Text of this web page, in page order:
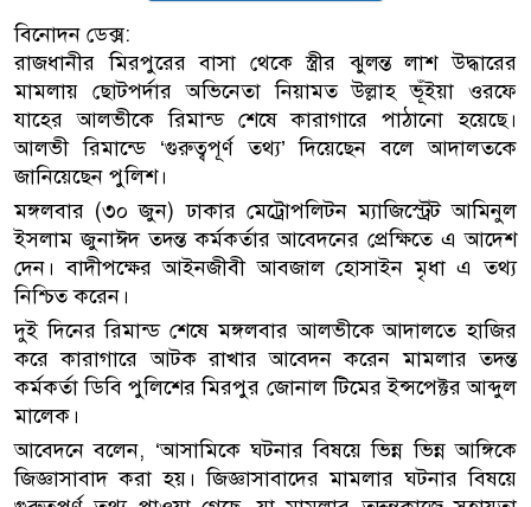
বিনোদন ডেক্স:
রাজধানীর মিরপুরের বাসা থেকে স্ত্রীর ঝুলন্ত লাশ উদ্ধারের
মামলায় ছোটপর্দার অভিনেতা নিয়ামত উল্লাহ ভূঁইয়া ওরফে
যাহের আলভীকে রিমান্ড শেষে কারাগারে পাঠানো হয়েছে।
আলভী রিমান্ডে ‘গুরুত্বপূর্ণ তথ্য’ দিয়েছেন বলে আদালতকে
জানিয়েছেন পুলিশ।
মঙ্গলবার (৩০ জুন) ঢাকার মেট্রোপলিটন ম্যাজিস্ট্রেট আমিনুল
ইসলাম জুনাঈদ তদন্ত কর্মকর্তার আবেদনের প্রেক্ষিতে এ আদেশ
দেন। বাদীপক্ষের আইনজীবী আবজাল হোসাইন মৃধা এ তথ্য
নিশ্চিত করেন।
দুই দিনের রিমান্ড শেষে মঙ্গলবার আলভীকে আদালতে হাজির
করে কারাগারে আটক রাখার আবেদন করেন মামলার তদন্ত
কর্মকর্তা ডিবি পুলিশের মিরপুর জোনাল টিমের ইন্সপেক্টর আব্দুল
মালেক।
আবেদনে বলেন, ‘আসামিকে ঘটনার বিষয়ে ভিন্ন ভিন্ন আঙ্গিকে
জিজ্ঞাসাবাদ করা হয়। জিজ্ঞাসাবাদের মামলার ঘটনার বিষয়ে